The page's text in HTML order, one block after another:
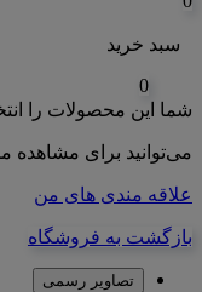
سبد خرید
0
شما این محصولات را
می‌توانید برای مشاهده
علاقه مندی های من
بازگشت به فروشگاه
تصاویر رسمی